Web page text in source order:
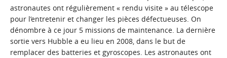
astronautes ont régulièrement « rendu visite » au télescope
pour l’entretenir et changer les pièces défectueuses. On
dénombre à ce jour 5 missions de maintenance. La dernière
sortie vers Hubble a eu lieu en 2008, dans le but de
remplacer des batteries et gyroscopes. Les astronautes ont